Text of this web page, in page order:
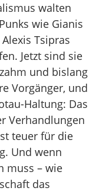
walten
wie Gianis
Tsipras
Jetzt sind sie
und bislang
Vorgänger, und
Haltung: Das
Verhandlungen
teuer für die
Und wenn
muss – wie
das